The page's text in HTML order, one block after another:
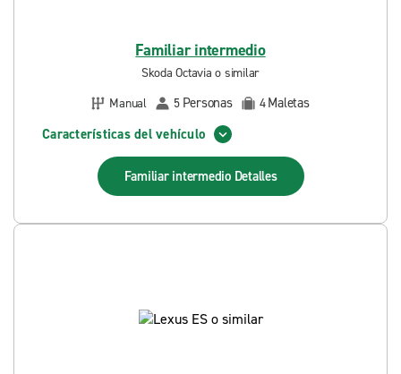
Familiar intermedio
Skoda Octavia o similar
Manual
5 Personas 4Maletas
Características del vehículo
Familiar intermedio Detalles